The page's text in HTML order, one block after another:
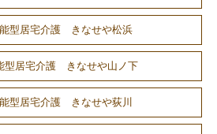
型居宅介護 きなせや松浜
型居宅介護 きなせや山ノ下
型居宅介護 きなせや荻川